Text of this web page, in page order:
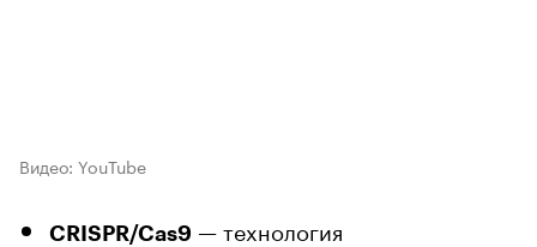
Видео: YouTube
CRISPR/Cas9 — технология